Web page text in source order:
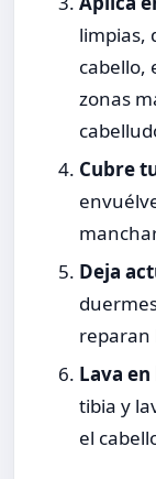
limpias,
cabello,
zonas
Cubre
Deja
reparan
Lava
tibia y
el